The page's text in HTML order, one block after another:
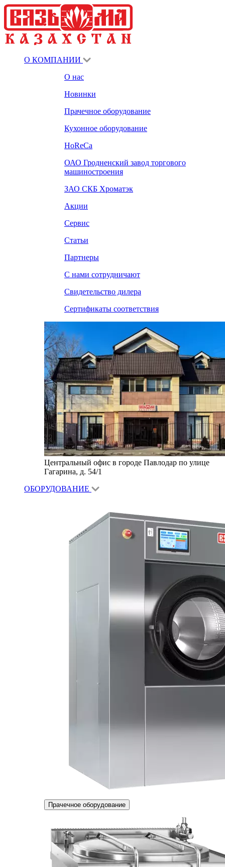
О КОМПАНИИ
О нас
Новинки
Прачечное оборудование
Кухонное оборудование
HoReCa
ОАО Гродненский завод торгового
машиностроения
ЗАО СКБ Хроматэк
Акции
Сервис
Статьи
Партнеры
С нами сотрудничают
Свидетельство дилера
Сертификаты соответствия
Центральный офис в городе Павлодар по улице
Гагарина, д. 54/1
ОБОРУДОВАНИЕ
Прачечное оборудование